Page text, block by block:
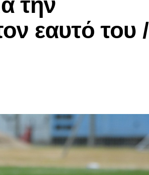
εαυτό του /